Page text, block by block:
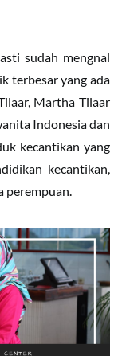
sudah mengnal
terbesar yang ada
Martha Tilaar
Indonesia dan
kecantikan yang
kecantikan,
perempuan.